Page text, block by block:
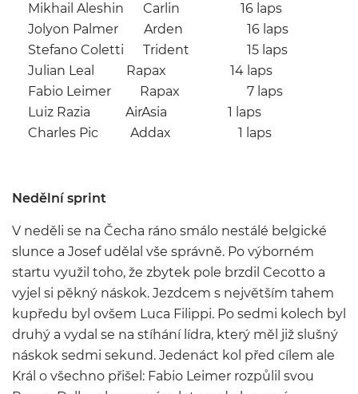
Mikhail Aleshin Carlin 16 laps
Jolyon Palmer Arden 16 laps
Stefano Coletti Trident 15 laps
Julian Leal Rapax 14 laps
Fabio Leimer Rapax 7 laps
Luiz Razia AirAsia 1 laps
Charles Pic Addax 1 laps
Nedělní sprint
V neděli se na Čecha ráno smálo nestálé belgické
slunce a Josef udělal vše správně. Po výborném
startu využil toho, že zbytek pole brzdil Cecotto a
vyjel si pěkný náskok. Jezdcem s největším tahem
kupředu byl ovšem Luca Filippi. Po sedmi kolech byl
druhý a vydal se na stíhání lídra, který měl již slušný
náskok sedmi sekund. Jedenáct kol před cílem ale
Král o všechno přišel: Fabio Leimer rozpůlil svou